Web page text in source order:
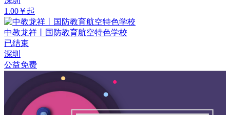
1.00￥起
中教龙祥丨国防教育航空特色学校
已结束
深圳
公益免费